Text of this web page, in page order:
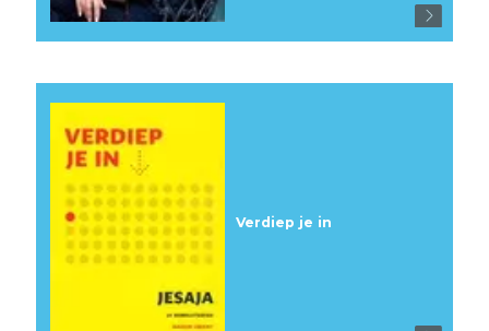
Verdiep je in